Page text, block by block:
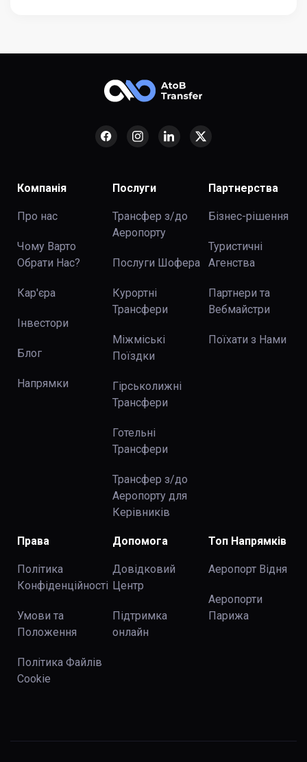
Компанія
Про нас
Чому Варто
Обрати Нас?
Кар'єра
Інвестори
Блог
Напрямки
Послуги
Трансфер з/до
Аеропорту
Послуги Шофера
Курортні
Трансфери
Міжміські
Поїздки
Гірськолижні
Трансфери
Готельні
Трансфери
Трансфер з/до
Аеропорту для
Керівників
Партнерства
Бізнес-рішення
Туристичні
Агенства
Партнери та
Вебмайстри
Поїхати з Нами
Права
Політика
Конфіденційності
Умови та
Положення
Політика Файлів
Cookie
Допомога
Довідковий
Центр
Підтримка
онлайн
Топ Напрямків
Аеропорт Відня
Аеропорти
Парижа